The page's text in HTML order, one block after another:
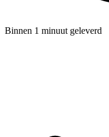
Binnen 1 minuut geleverd